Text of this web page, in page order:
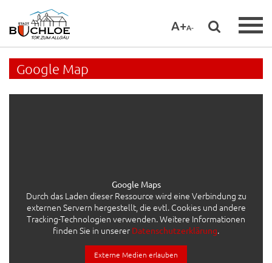
A+A-
Google Map
Google Maps
Durch das Laden dieser Ressource wird eine Verbindung zu
externen Servern hergestellt, die evtl. Cookies und andere
Tracking-Technologien verwenden. Weitere Informationen
finden Sie in unserer Datenschutzerklärung.
Externe Medien erlauben